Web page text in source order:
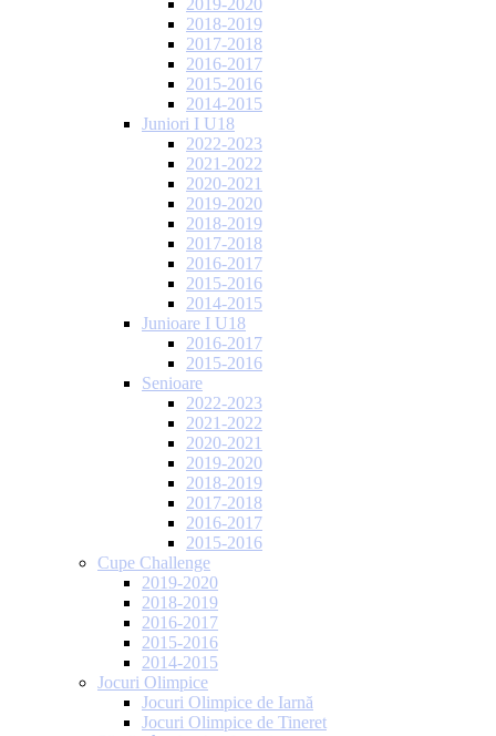
2019-2020
2018-2019
2017-2018
2016-2017
2015-2016
2014-2015
Juniori I U18
2022-2023
2021-2022
2020-2021
2019-2020
2018-2019
2017-2018
2016-2017
2015-2016
2014-2015
Junioare I U18
2016-2017
2015-2016
Senioare
2022-2023
2021-2022
2020-2021
2019-2020
2018-2019
2017-2018
2016-2017
2015-2016
Cupe Challenge
2019-2020
2018-2019
2016-2017
2015-2016
2014-2015
Jocuri Olimpice
Jocuri Olimpice de Iarnă
Jocuri Olimpice de Tineret